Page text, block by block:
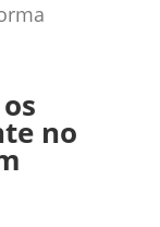
no